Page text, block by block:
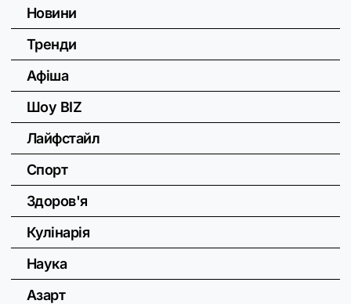
Новини
Тренди
Афіша
Шоу BIZ
Лайфстайл
Спорт
Здоров'я
Кулінарія
Наука
Азарт